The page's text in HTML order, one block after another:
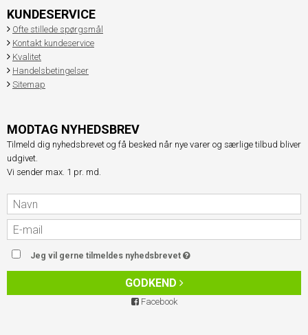
KUNDESERVICE
Ofte stillede spørgsmål
Kontakt kundeservice
Kvalitet
Handelsbetingelser
Sitemap
MODTAG NYHEDSBREV
Tilmeld dig nyhedsbrevet og få besked når nye varer og særlige tilbud bliver
udgivet.
Vi sender max. 1 pr. md.
Jeg vil gerne tilmeldes nyhedsbrevet
GODKEND
Facebook